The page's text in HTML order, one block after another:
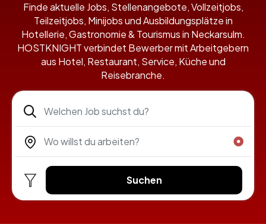
Finde aktuelle Jobs, Stellenangebote, Vollzeitjobs,
Teilzeitjobs, Minijobs und Ausbildungsplätze in
Hotellerie, Gastronomie & Tourismus in Neckarsulm.
HOSTKNIGHT verbindet Bewerber mit Arbeitgebern
aus Hotel, Restaurant, Service, Küche und
Reisebranche.
Suchen